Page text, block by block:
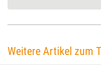
Weitere Artikel zum